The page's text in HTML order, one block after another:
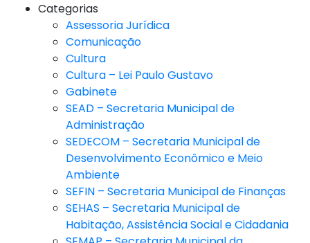
Categorias
Assessoria Jurídica
Comunicação
Cultura
Cultura – Lei Paulo Gustavo
Gabinete
SEAD – Secretaria Municipal de
Administração
SEDECOM – Secretaria Municipal de
Desenvolvimento Econômico e Meio
Ambiente
SEFIN – Secretaria Municipal de Finanças
SEHAS – Secretaria Municipal de
Habitação, Assistência Social e Cidadania